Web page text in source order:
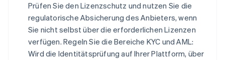
Prüfen Sie den Lizenzschutz und nutzen Sie die
regulatorische Absicherung des Anbieters, wenn
Sie nicht selbst über die erforderlichen Lizenzen
verfügen. Regeln Sie die Bereiche KYC und AML:
Wird die Identitätsprüfung auf Ihrer Plattform, über